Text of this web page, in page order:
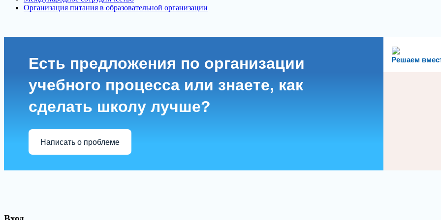
Организация питания в образовательной организации
Решаем
Есть предложения по организации
учебного процесса или знаете, как
сделать школу лучше?
Написать о проблеме